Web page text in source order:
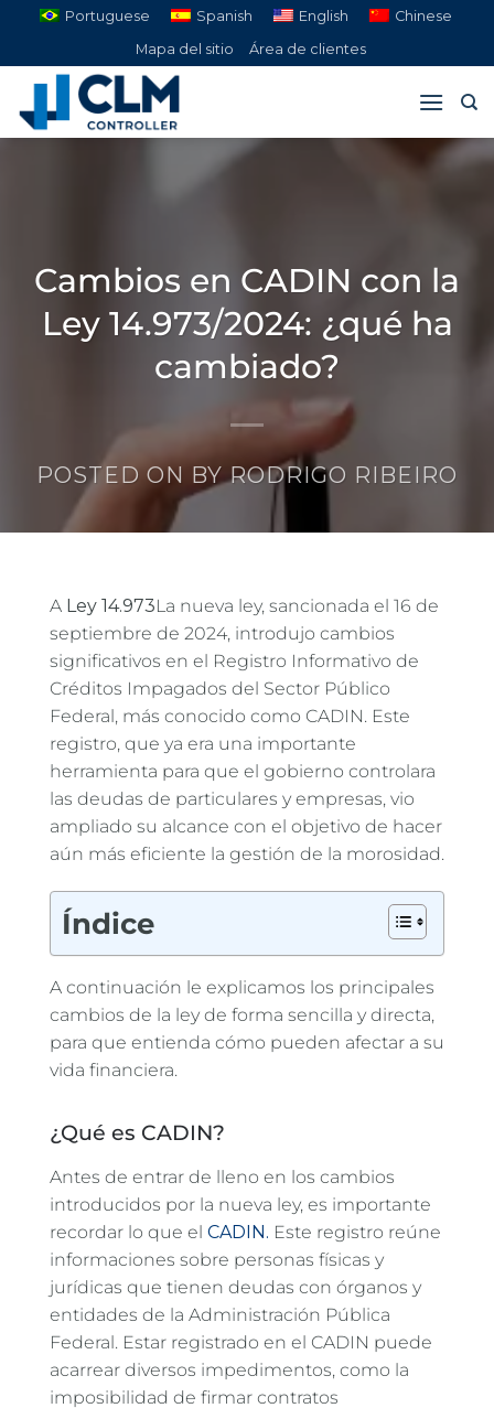
Saltar
contenido
Portuguese Spanish English
Chinese
Mapa del sitio
Área de clientes
Cambios en CADIN con la
Ley 14.973/2024: ¿qué ha
cambiado?
POSTED ON BYRODRIGO RIBEIRO
A Ley 14.973La nueva ley, sancionada el 16 de
septiembre de 2024, introdujo cambios
significativos en el Registro Informativo de
Créditos Impagados del Sector Público
Federal, más conocido como CADIN. Este
registro, que ya era una importante
herramienta para que el gobierno controlara
las deudas de particulares y empresas, vio
ampliado su alcance con el objetivo de hacer
aún más eficiente la gestión de la morosidad.
Índice
A continuación le explicamos los principales
cambios de la ley de forma sencilla y directa,
para que entienda cómo pueden afectar a su
vida financiera.
¿Qué es CADIN?
Antes de entrar de lleno en los cambios
introducidos por la nueva ley, es importante
recordar lo que el CADIN. Este registro reúne
informaciones sobre personas físicas y
jurídicas que tienen deudas con órganos y
entidades de la Administración Pública
Federal. Estar registrado en el CADIN puede
acarrear diversos impedimentos, como la
imposibilidad de firmar contratos